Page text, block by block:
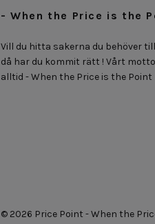
- When the Price is the
Vill du hitta sakerna du behöver
då har du kommit rätt ! Vårt
alltid - When the Price is the Point
© 2026 Price Point - When the